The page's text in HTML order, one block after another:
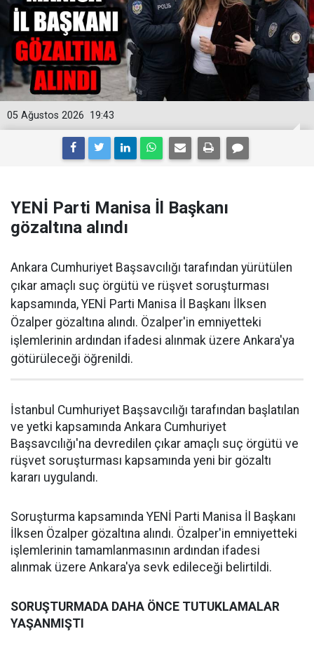
19:43
05 Ağustos 2026
YENİ Parti Manisa İl Başkanı
gözaltına alındı
Ankara Cumhuriyet Başsavcılığı tarafından yürütülen
çıkar amaçlı suç örgütü ve rüşvet soruşturması
kapsamında, YENİ Parti Manisa İl Başkanı İlksen
Özalper gözaltına alındı. Özalper'in emniyetteki
işlemlerinin ardından ifadesi alınmak üzere Ankara'ya
götürüleceği öğrenildi.
İstanbul Cumhuriyet Başsavcılığı tarafından başlatılan
ve yetki kapsamında Ankara Cumhuriyet
Başsavcılığı'na devredilen çıkar amaçlı suç örgütü ve
rüşvet soruşturması kapsamında yeni bir gözaltı
kararı uygulandı.
Soruşturma kapsamında YENİ Parti Manisa İl Başkanı
İlksen Özalper gözaltına alındı. Özalper'in emniyetteki
işlemlerinin tamamlanmasının ardından ifadesi
alınmak üzere Ankara'ya sevk edileceği belirtildi.
SORUŞTURMADA DAHA ÖNCE TUTUKLAMALAR
YAŞANMIŞTI